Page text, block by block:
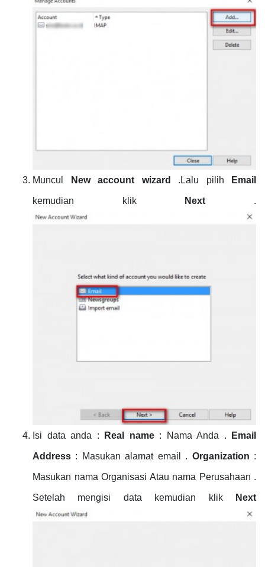
Muncul New account wizard .Lalu pilih Email
kemudian klik Next .
Isi data anda : Real name: Nama Anda . Email
Address : Masukan alamat email . Organization :
Masukan nama Organisasi Atau nama Perusahaan .
Setelah mengisi data kemudian klik Next